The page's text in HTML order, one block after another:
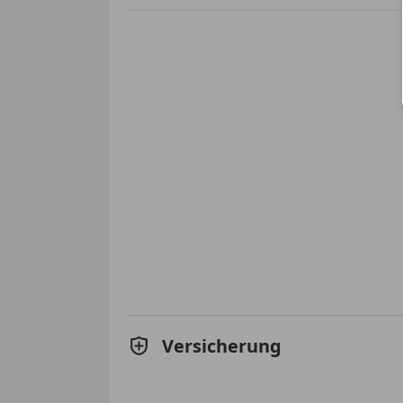
Versicherung